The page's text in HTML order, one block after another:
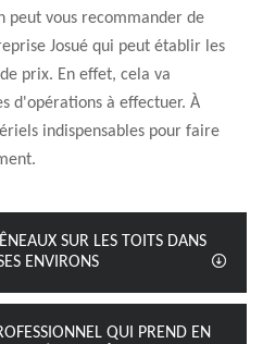
peut vous recommander de
Josué qui peut établir les
prix. En effet, cela va
d'opérations à effectuer. À
indispensables pour faire
SUR LES TOITS DANS
ENVIRONS
QUI PREND EN